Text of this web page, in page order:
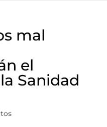
mal
el
Sanidad